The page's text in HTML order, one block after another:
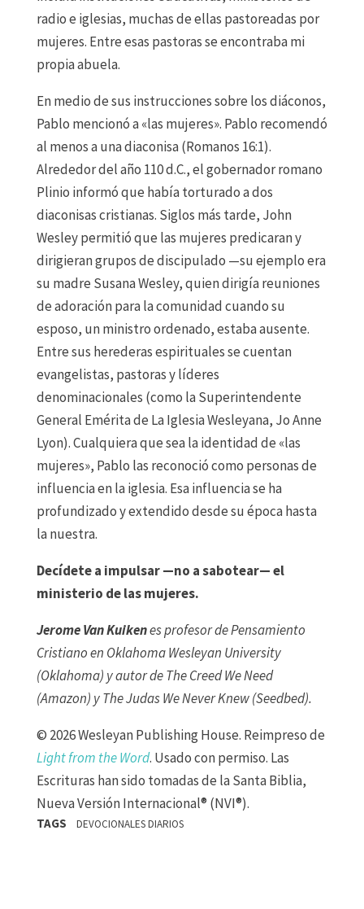
radio e iglesias, muchas de ellas pastoreadas por
mujeres. Entre esas pastoras se encontraba mi
propia abuela.
En medio de sus instrucciones sobre los diáconos,
Pablo mencionó a «las mujeres». Pablo recomendó
al menos a una diaconisa (Romanos 16:1).
Alrededor del año 110 d.C., el gobernador romano
Plinio informó que había torturado a dos
diaconisas cristianas. Siglos más tarde, John
Wesley permitió que las mujeres predicaran y
dirigieran grupos de discipulado —su ejemplo era
su madre Susana Wesley, quien dirigía reuniones
de adoración para la comunidad cuando su
esposo, un ministro ordenado, estaba ausente.
Entre sus herederas espirituales se cuentan
evangelistas, pastoras y líderes
denominacionales (como la Superintendente
General Emérita de La Iglesia Wesleyana, Jo Anne
Lyon). Cualquiera que sea la identidad de «las
mujeres», Pablo las reconoció como personas de
influencia en la iglesia. Esa influencia se ha
profundizado y extendido desde su época hasta
la nuestra.
Decídete a impulsar —no a sabotear— el
ministerio de las mujeres.
Jerome Van Kuikenes profesor de Pensamiento
Cristiano en Oklahoma Wesleyan University
(Oklahoma) y autor de The Creed We Need
(Amazon) y The Judas We Never Knew (Seedbed).
© 2026 Wesleyan Publishing House. Reimpreso de
Light from the Word. Usado con permiso. Las
Escrituras han sido tomadas de la Santa Biblia,
Nueva Versión Internacional® (NVI®).
TAGS DEVOCIONALES DIARIOS